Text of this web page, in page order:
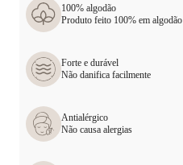
100% algodão
Produto feito 100% em algodão
Forte e durável
Não danifica facilmente
Antialérgico
Não causa alergias